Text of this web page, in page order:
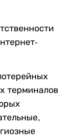
терминалов